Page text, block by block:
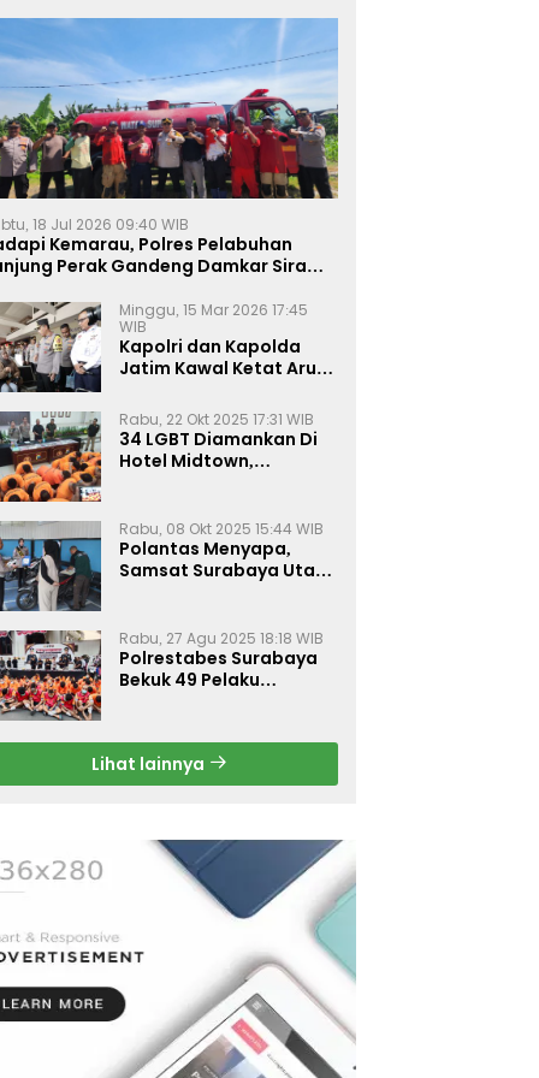
18 Jul 2026 09:40 WIB
Kemarau, Polres Pelabuhan
Perak Gandeng Damkar Siram
Minggu, 15 Mar 2026 17:45
WIB
Kapolri dan Kapolda
Jatim Kawal Ketat Arus
Rabu, 22 Okt 2025 17:31 WIB
34 LGBT Diamankan Di
Hotel Midtown,
Rabu, 08 Okt 2025 15:44 WIB
Polantas Menyapa,
Samsat Surabaya Utara
Rabu, 27 Agu 2025 18:18 WIB
Polrestabes Surabaya
Bekuk 49 Pelaku
Gratis
Lihat lainnya